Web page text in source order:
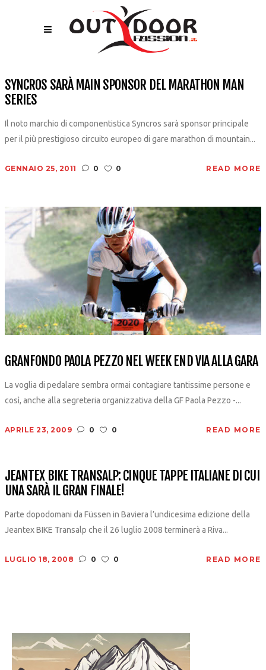
SYNCROS SARÀ MAIN SPONSOR DEL MARATHON MAN
SERIES
Il noto marchio di componentistica Syncros sarà sponsor principale
per il più prestigioso circuito europeo di gare marathon di mountain...
GENNAIO 25, 2011 0 0 READ MORE
GRANFONDO PAOLA PEZZO NEL WEEK END VIA ALLA GARA
La voglia di pedalare sembra ormai contagiare tantissime persone e
così, anche alla segreteria organizzativa della GF Paola Pezzo -...
APRILE 23, 2009 0 0 READ MORE
JEANTEX BIKE TRANSALP: CINQUE TAPPE ITALIANE DI CUI
UNA SARÀ IL GRAN FINALE!
Parte dopodomani da Füssen in Baviera l’undicesima edizione della
Jeantex BIKE Transalp che il 26 luglio 2008 terminerà a Riva...
LUGLIO 18, 2008 0 0 READ MORE